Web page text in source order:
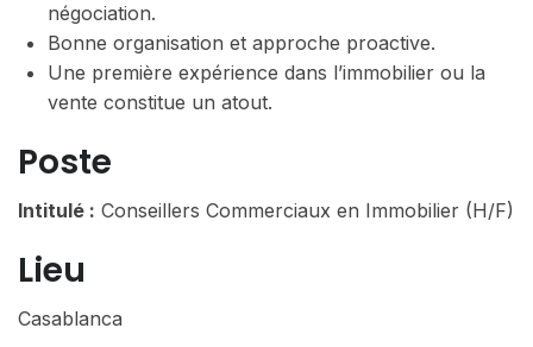
négociation.
Bonne organisation et approche proactive.
Une première expérience dans l’immobilier ou la
vente constitue un atout.
Poste
Intitulé : Conseillers Commerciaux en Immobilier (H/F)
Lieu
Casablanca